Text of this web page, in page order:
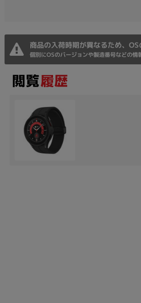
商品の入荷時期が異なるため、
個別にOSのバージョンや製造番号などの情
Aランク Bランク Cランク
ChromeOS